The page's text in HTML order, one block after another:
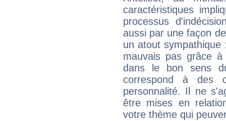
caractéristiques
processus
aussi par une façon
un atout
mauvais pas grâce
dans le bon sens
correspond à des
personnalité. Il ne
être mises en
votre thème qui